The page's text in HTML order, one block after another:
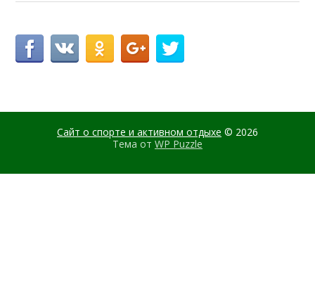
Сайт о спорте и активном отдыхе © 2026
Тема от WP Puzzle